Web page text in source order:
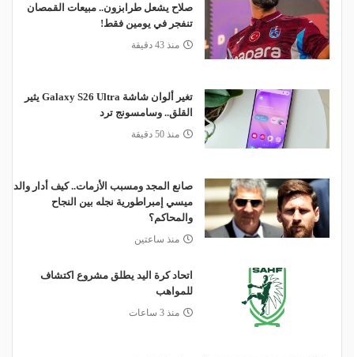
صلاح يشعل طرابزون.. مبيعات القمصان
تنفجر في يومين فقط!
منذ 43 دقيقة
تغير ألوان شاشة Galaxy S26 Ultra يثير
القلق.. وسامسونج ترد
منذ 50 دقيقة
صانع المجد ومسبب الأزمات.. كيف أدار والد
ميسي إمبراطورية نجله بين النجاح
والمحاكم؟
منذ ساعتين
اتحاد كرة اليد يطلق مشروع اكتشاف
للمواهب
منذ 3 ساعات